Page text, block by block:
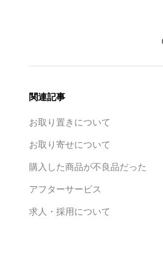
関連記事
お取り置きについて
お取り寄せについて
購入した商品が不良品だった
アフターサービス
求人・採用について